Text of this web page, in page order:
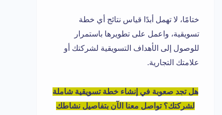
ختامًا، لا تهمل أبدًا قياس نتائج أي خطة
تسويقية، واعمل على تطويرها باستمرار
للوصول إلى الأهداف التسويقية لشركتك أو
علامتك التجارية.
هل تجد صعوبة في إنشاء خطة تسويقية شاملة
لشركتك؟ تواصل معنا الآن بتفاصيل نشاطك